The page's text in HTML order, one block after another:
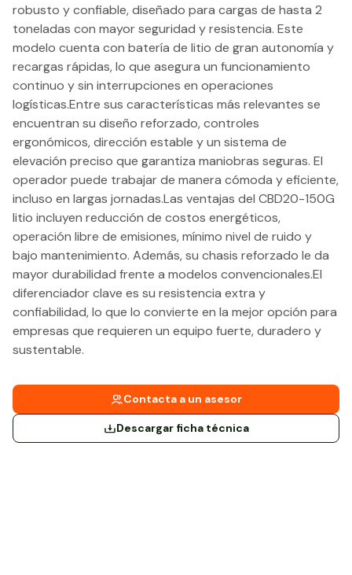
robusto y confiable, diseñado para cargas de hasta 2
toneladas con mayor seguridad y resistencia. Este
modelo cuenta con batería de litio de gran autonomía y
recargas rápidas, lo que asegura un funcionamiento
continuo y sin interrupciones en operaciones
logísticas.Entre sus características más relevantes se
encuentran su diseño reforzado, controles
ergonómicos, dirección estable y un sistema de
elevación preciso que garantiza maniobras seguras. El
operador puede trabajar de manera cómoda y eficiente,
incluso en largas jornadas.Las ventajas del CBD20-150G
litio incluyen reducción de costos energéticos,
operación libre de emisiones, mínimo nivel de ruido y
bajo mantenimiento. Además, su chasis reforzado le da
mayor durabilidad frente a modelos convencionales.El
diferenciador clave es su resistencia extra y
confiabilidad, lo que lo convierte en la mejor opción para
empresas que requieren un equipo fuerte, duradero y
sustentable.
Contacta a un asesor
Descargar ficha técnica